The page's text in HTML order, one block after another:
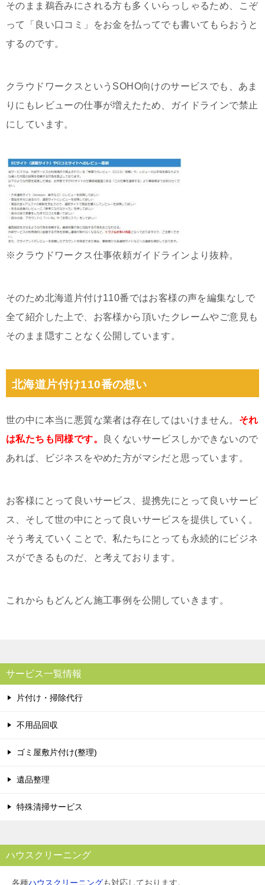
そのまま鵜呑みにされる方も多くいらっしゃるため、こぞ
って「良い口コミ」をお金を払ってでも書いてもらおうと
するのです。
クラウドワークスというSOHO向けのサービスでも、あま
りにもレビューの仕事が増えたため、ガイドラインで禁止
にしています。
※クラウドワークス仕事依頼ガイドラインより抜粋。
そのため北海道片付け110番ではお客様の声を編集なしで
全て紹介した上で、お客様から頂いたクレームやご意見も
そのまま隠すことなく公開しています。
北海道片付け110番の想い
世の中に本当に悪質な業者は存在してはいけません。 それ
は私たちも同様です。
良くないサービスしかできないので
あれば、ビジネスをやめた方がマシだと思っています。
お客様にとって良いサービス、提携先にとって良いサービ
ス、そして世の中にとって良いサービスを提供していく。
そう考えていくことで、私たちにとっても永続的にビジネ
スができるものだ、と考えております。
これからもどんどん施工事例を公開していきます。
サービス一覧情報
片付け・掃除代行
不用品回収
ゴミ屋敷片付け(整理)
遺品整理
特殊清掃サービス
ハウスクリーニング
各種ハウスクリーニングも対応しております。